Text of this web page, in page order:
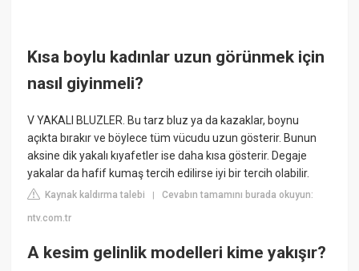
Kısa boylu kadınlar uzun görünmek için
nasıl giyinmeli?
V YAKALI BLUZLER. Bu tarz bluz ya da kazaklar, boynu
açıkta bırakır ve böylece tüm vücudu uzun gösterir. Bunun
aksine dik yakalı kıyafetler ise daha kısa gösterir. Degaje
yakalar da hafif kumaş tercih edilirse iyi bir tercih olabilir.
Kaynak kaldırma talebi |Cevabın tamamını burada okuyun:
ntv.com.tr
A kesim gelinlik modelleri kime yakışır?